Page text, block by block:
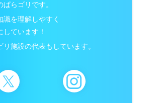
らゴリです。
識を理解しやすく
しています！
リ施設の代表もしています。